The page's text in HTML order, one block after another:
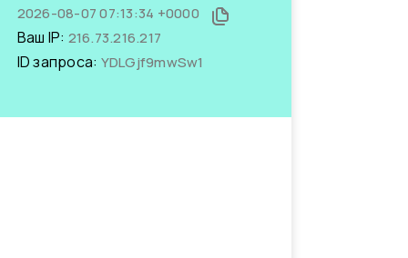
2026-08-07 07:13:34 +0000
Ваш IP: 216.73.216.217
ID запроса: YDLGjf9mwSw1